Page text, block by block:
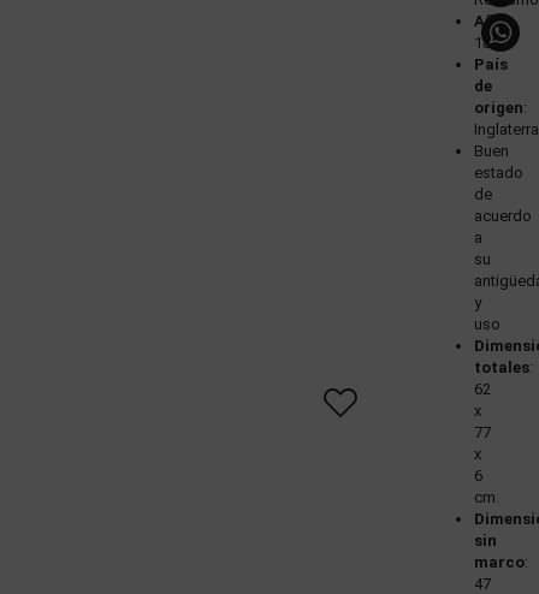
Año:
1864
País
de
origen:
Inglaterra
Buen
estado
de
acuerdo
a
su
y
uso
totales:
62
x
77
x
6
cm.
sin
marco:
47